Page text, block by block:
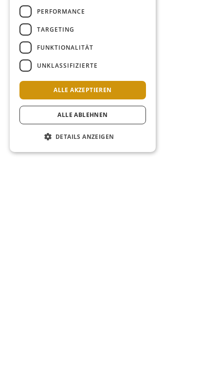
PERFORMANCE
TARGETING
FUNKTIONALITÄT
UNKLASSIFIZIERTE
ALLE AKZEPTIEREN
ALLE ABLEHNEN
DETAILS ANZEIGEN